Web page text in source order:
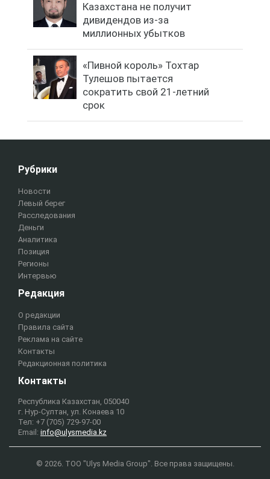
Казахстана не получит
дивидендов из-за
миллионных убытков
«Пивной король» Тохтар
Тулешов пытается
сократить свой 21-летний
срок
Рубрики
Новости
Левый берег
Расследования
Деньги
Аналитика
Позиция
Регионы
Интервью
Редакция
О редакции
Правила сайта
Реклама на сайте
Контакты
Редакционная политика
Контакты
Республика Казахстан, 050040
г. Нур-Султан, ул. Конаева 10
Тел: +7 (705) 729-97-00
Email: info@ulysmedia.kz
© 2026. ТОО "Ulys Media Group". Все права защищены.